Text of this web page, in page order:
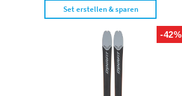
Set erstellen & sparen
-42%